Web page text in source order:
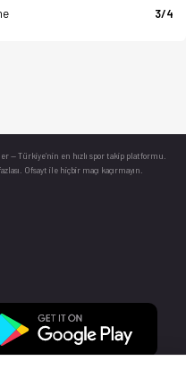
3/4
— Türkiye’nin en hızlı spor takip platformu.
Ofsayt ile hiçbir maçı kaçırmayın.